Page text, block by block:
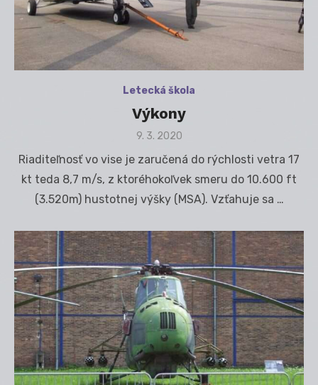
Letecká škola
Výkony
Posted
9. 3. 2020
Riaditeľnosť vo vise je zaručená do rýchlosti vetra 17
kt teda 8,7 m/s, z ktoréhokoľvek smeru do 10.600 ft
(3.520m) hustotnej výšky (MSA). Vzťahuje sa …